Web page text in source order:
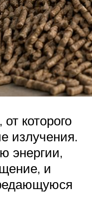
которого
излучения.
энергии,
и